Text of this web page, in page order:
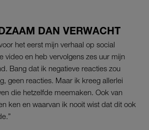
DAN VERWACHT
het eerst mijn verhaal op social
video en heb vervolgens zes uur mijn
Bang dat ik negatieve reacties zou
geen reacties. Maar ik kreeg allerlei
die hetzelfde meemaken. Ook van
ken en waarvan ik nooit wist dat dit ook